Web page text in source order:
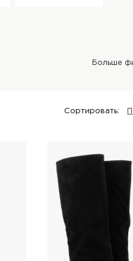
Больше
Сортировать: